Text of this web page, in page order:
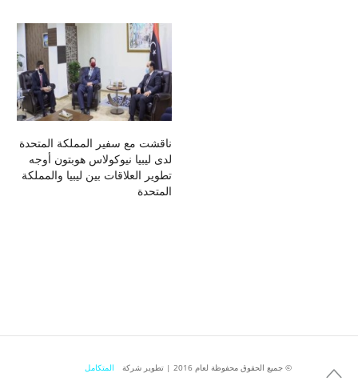
ناقشت مع سفير المملكة المتحدة
لدى ليبيا نيوكولاس هوبتون أوجه
تطوير العلاقات بين ليبيا والمملكة
المتحدة
المتكامل جميع الحقوق محفوظة لعام 2016 | تطوير شركة ©